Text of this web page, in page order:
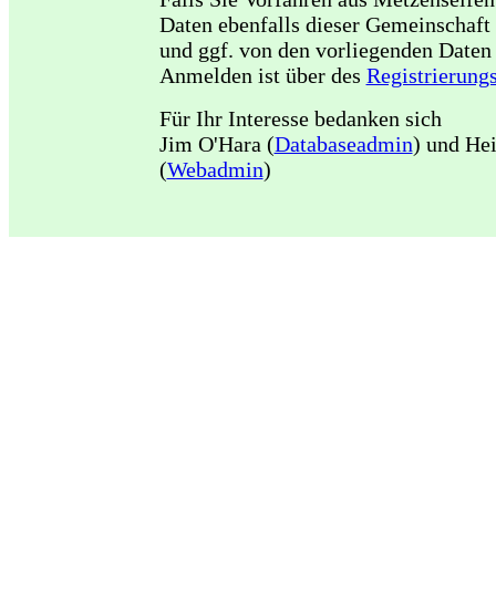
Daten ebenfalls dieser
und ggf. von den vorliegenden
Anmelden ist über des
Für Ihr Interesse bedanken sich
Jim O'Hara (Databaseadmin) und
(Webadmin)